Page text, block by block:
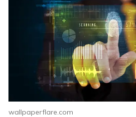
wallpaperflare.com